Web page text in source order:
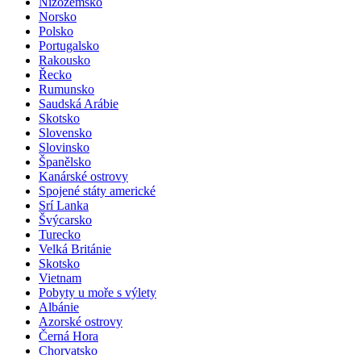
Norsko
Polsko
Portugalsko
Rakousko
Řecko
Rumunsko
Saudská Arábie
Skotsko
Slovensko
Slovinsko
Španělsko
Kanárské ostrovy
Spojené státy americké
Srí Lanka
Švýcarsko
Turecko
Velká Británie
Skotsko
Vietnam
Pobyty u moře s výlety
Albánie
Azorské ostrovy
Černá Hora
Chorvatsko